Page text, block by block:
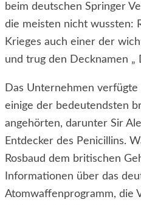
beim deutschen Springer
die meisten nicht wussten:
Krieges auch einer der
und trug den Decknamen „
Das Unternehmen
einige der bedeutendsten
angehörten, darunter Sir
Entdecker des Penicillins.
Rosbaud dem britischen
Informationen über das
Atomwaffenprogramm, die